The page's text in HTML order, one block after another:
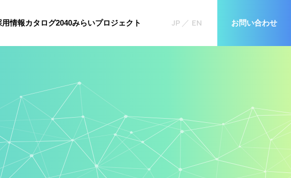
用情報カタログ2040みらいプロジェクト JP EN お問い合わせ